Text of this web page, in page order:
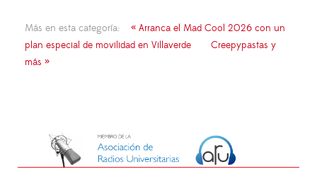
Más en esta categoría:
« Arranca el Mad Cool 2026 con un
plan especial de movilidad en Villaverde
Creepypastas y
más »